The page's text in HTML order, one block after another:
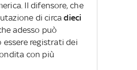
Il difensore, che
di circadieci
adesso può
registrati dei
con più